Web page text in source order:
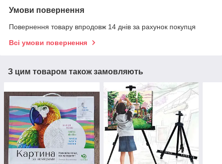
Умови повернення
Повернення товару впродовж 14 днів за рахунок покупця
Всі умови повернення
З цим товаром також замовляють